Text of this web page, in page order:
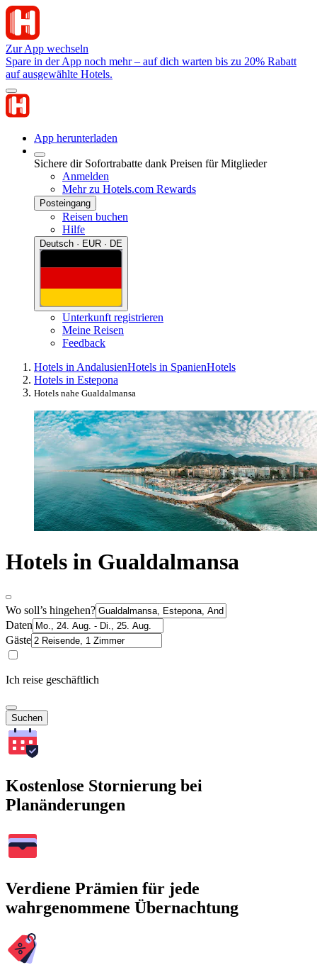
Zur App wechseln
Spare in der App noch mehr – auf dich warten bis zu 20% Rabatt
auf ausgewählte Hotels.
App herunterladen
Sichere dir Sofortrabatte dank Preisen für Mitglieder
Anmelden
Mehr zu Hotels.com Rewards
Posteingang
Reisen buchen
Hilfe
Deutsch · EUR · DE
Unterkunft registrieren
Meine Reisen
Feedback
Hotels in AndalusienHotels in SpanienHotels
Hotels in Estepona
Hotels nahe Gualdalmansa
Hotels in Gualdalmansa
Wo soll’s hingehen?
Daten
Gäste
Ich reise geschäftlich
Suchen
Kostenlose Stornierung bei
Planänderungen
Verdiene Prämien für jede
wahrgenommene Übernachtung